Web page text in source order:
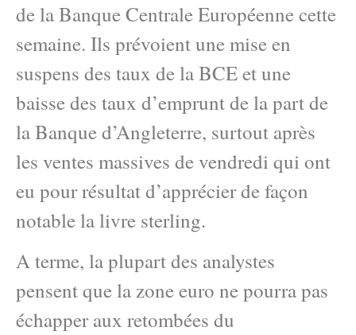
de la Banque Centrale Européenne cette
semaine. Ils prévoient une mise en
suspens des taux de la BCE et une
baisse des taux d’emprunt de la part de
la Banque d’Angleterre, surtout après
les ventes massives de vendredi qui ont
eu pour résultat d’apprécier de façon
notable la livre sterling.
A terme, la plupart des analystes
pensent que la zone euro ne pourra pas
échapper aux retombées du